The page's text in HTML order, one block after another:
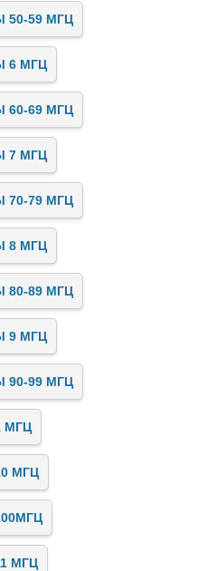
59 МГЦ
6 МГЦ
69 МГЦ
7 МГЦ
79 МГЦ
8 МГЦ
89 МГЦ
9 МГЦ
99 МГЦ
МГЦ
МГЦ
МГЦ